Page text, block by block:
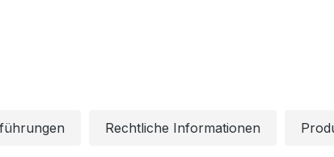
Rechtliche Informationen